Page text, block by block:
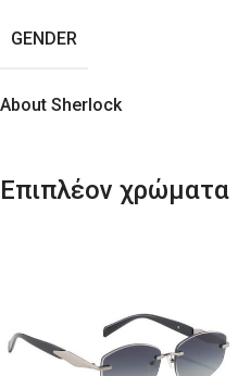
GENDER
About Sherlock
Επιπλέον χρώματα